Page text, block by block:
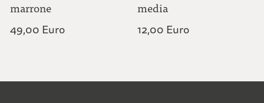
marrone
49,00 Euro
media
12,00 Euro